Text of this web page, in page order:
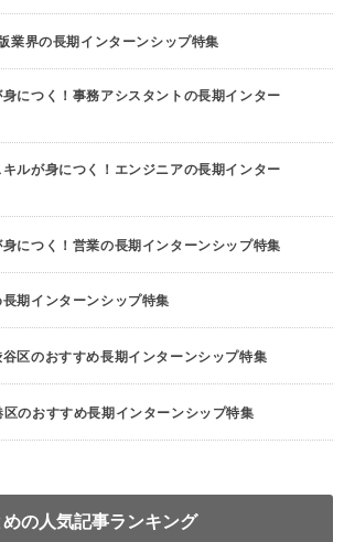
業界の長期インターンシップ特集
につく！事務アシスタントの長期インター
ルが身につく！エンジニアの長期インター
につく！営業の長期インターンシップ特集
期インターンシップ特集
区のおすすめ長期インターンシップ特集
区のおすすめ長期インターンシップ特集
の人気記事ランキング